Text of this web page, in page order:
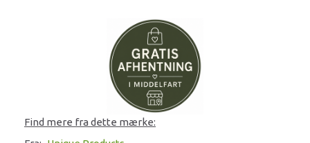
Find mere fra dette mærke: